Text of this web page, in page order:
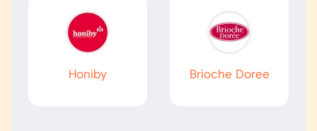
Honiby Brioche Doree